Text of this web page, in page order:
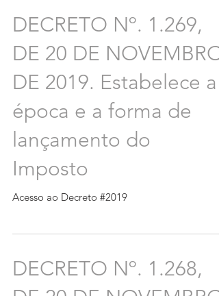
DECRETO Nº. 1.269,
DE 20 DE NOVEMBRO
DE 2019. Estabelece a
época e a forma de
lançamento do
Imposto
Acesso ao Decreto #2019
DECRETO Nº. 1.268,